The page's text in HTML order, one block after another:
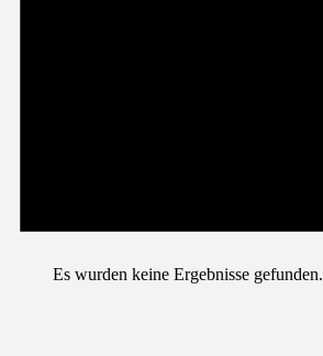
Es wurden keine Ergebnisse gefunden.